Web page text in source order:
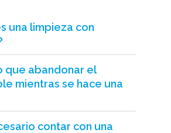
una limpieza con
que abandonar el
mientras se hace una
contar con una